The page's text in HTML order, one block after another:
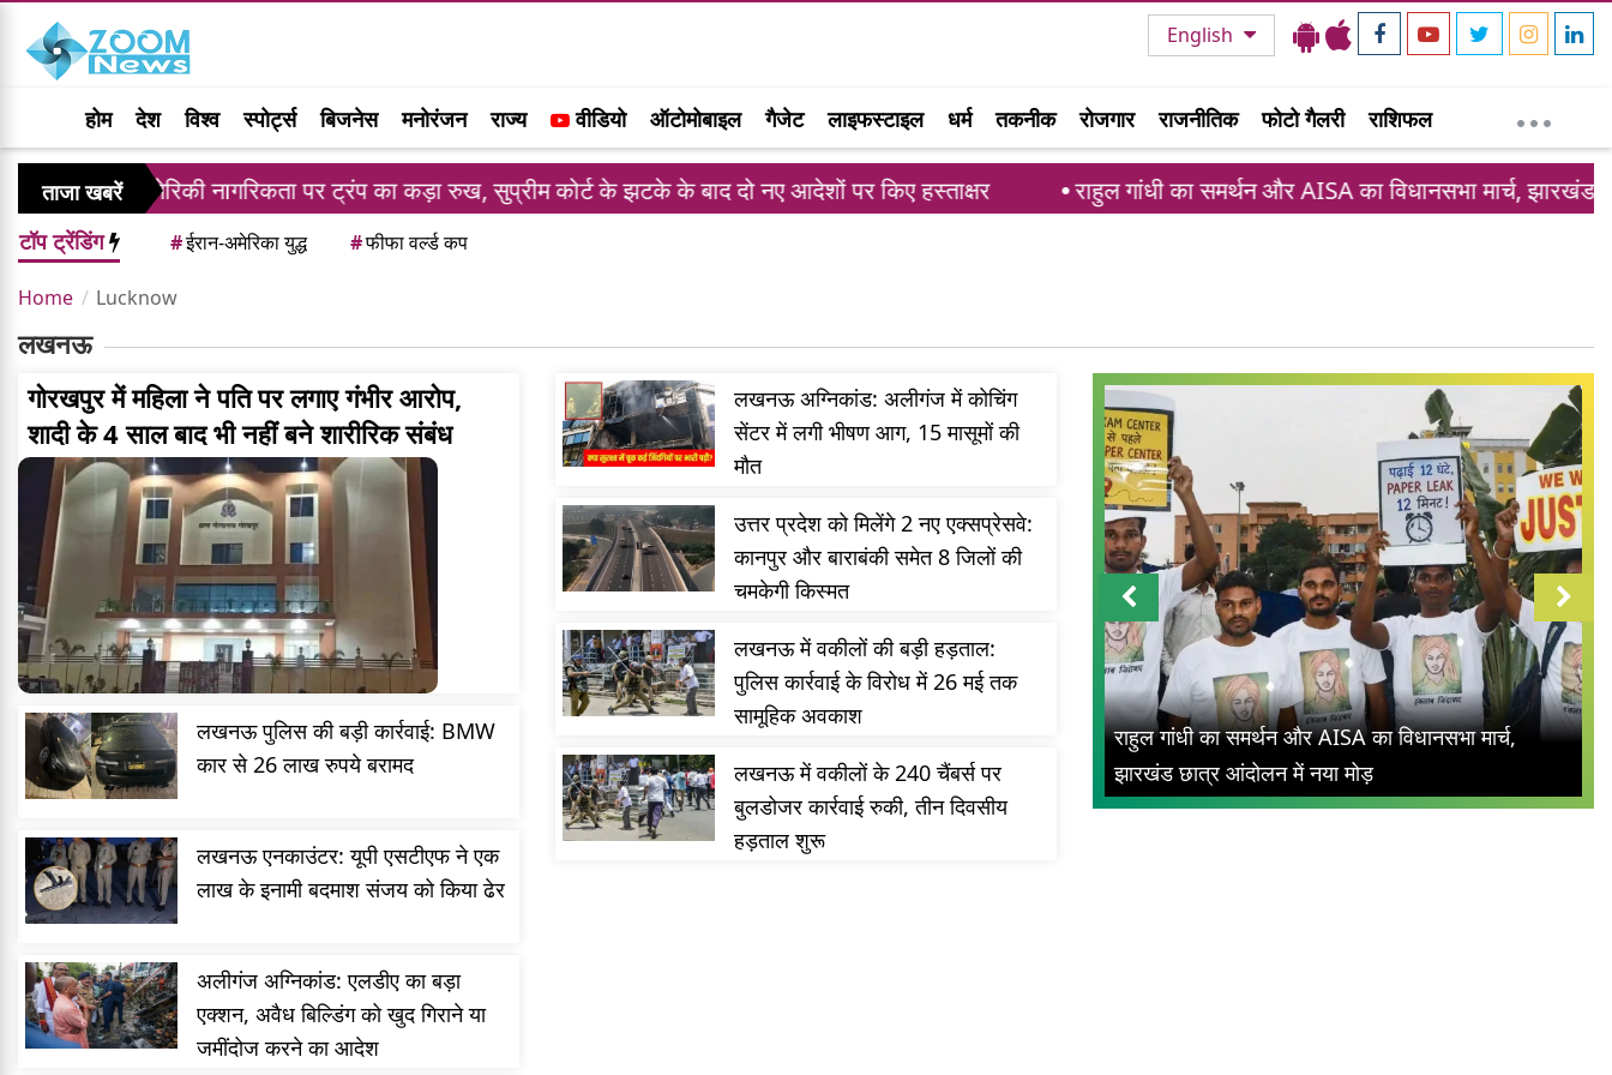
English
होम देश विश्व स्पोर्ट्स बिजनेस मनोरंजन राज्य वीडियो ऑटोमोबाइल गैजेट लाइफस्टाइल धर्म तकनीक रोजगार राजनीतिक फोटो गैलरी राशिफल
ताजा खबरेंअमेरिकी नागरिकता पर ट्रंप का कड़ा रुख, सुप्रीम कोर्ट के झटके के बाद दो नए आदेशों पर किए हस्ताक्षर राहुल गांधी का समर्थन और AISA का विधानसभा मार्च, झारखंड
टॉप ट्रेंडिंग #ईरान-अमेरिका युद्ध #फीफा वर्ल्ड कप
Home Lucknow
लखनऊ
गोरखपुर में महिला ने पति पर लगाए गंभीर आरोप,
शादी के 4 साल बाद भी नहीं बने शारीरिक संबंध
लखनऊ पुलिस की बड़ी कार्रवाई: BMW
कार से 26 लाख रुपये बरामद
लखनऊ एनकाउंटर: यूपी एसटीएफ ने एक
लाख के इनामी बदमाश संजय को किया ढेर
अलीगंज अग्निकांड: एलडीए का बड़ा
एक्शन, अवैध बिल्डिंग को खुद गिराने या
जमींदोज करने का आदेश
लखनऊ अग्निकांड: अलीगंज में कोचिंग
सेंटर में लगी भीषण आग, 15 मासूमों की
मौत
उत्तर प्रदेश को मिलेंगे 2 नए एक्सप्रेसवे:
कानपुर और बाराबंकी समेत 8 जिलों की
चमकेगी किस्मत
लखनऊ में वकीलों की बड़ी हड़ताल:
पुलिस कार्रवाई के विरोध में 26 मई तक
सामूहिक अवकाश
लखनऊ में वकीलों के 240 चैंबर्स पर
बुलडोजर कार्रवाई रुकी, तीन दिवसीय
हड़ताल शुरू
राहुल गांधी का समर्थन और AISA का विधानसभा मार्च,
झारखंड छात्र आंदोलन में नया मोड़